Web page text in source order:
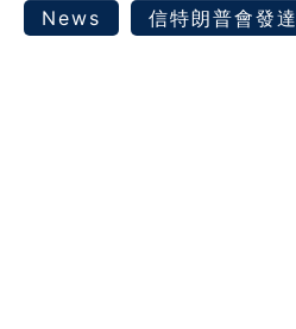
News
信特朗普會發達